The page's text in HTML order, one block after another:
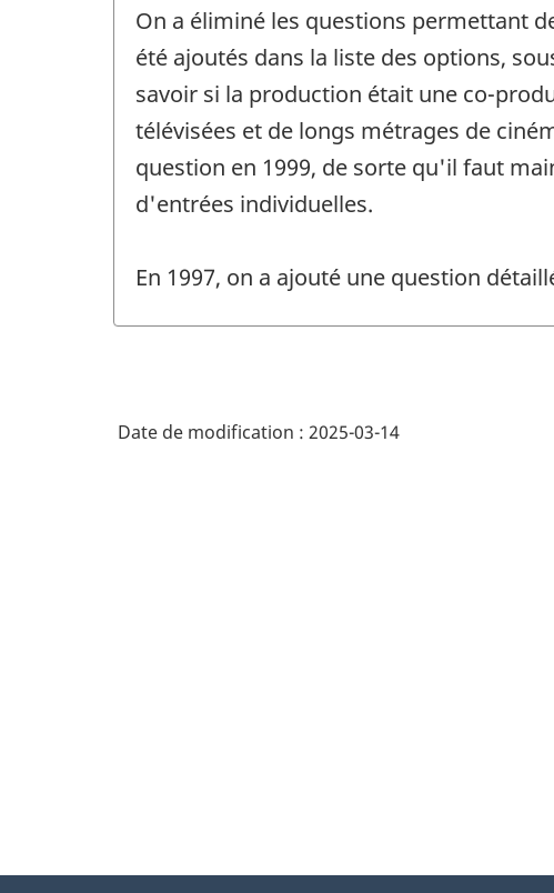
On a éliminé les questions permettant
été ajoutés dans la liste des options,
savoir si la production était une co-
télévisées et de longs métrages de
question en 1999, de sorte qu'il faut
d'entrées individuelles.
En 1997, on a ajouté une question
Date de modification : 2025-03-14